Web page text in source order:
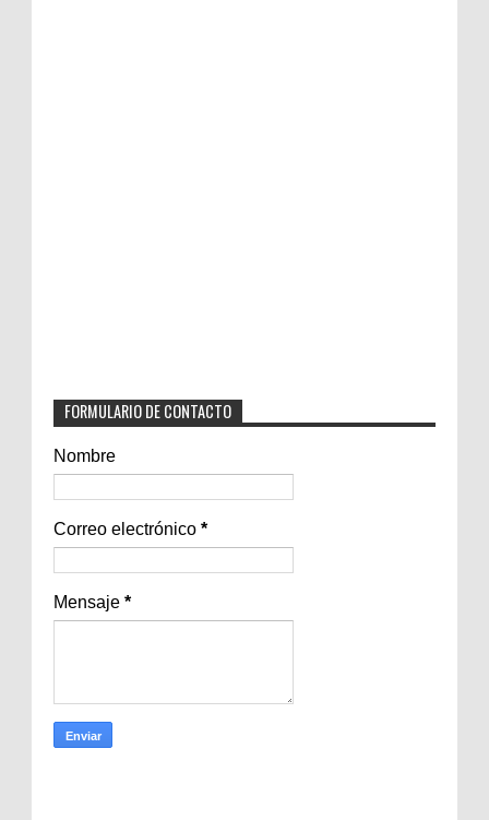
FORMULARIO DE CONTACTO
Nombre
Correo electrónico *
Mensaje *